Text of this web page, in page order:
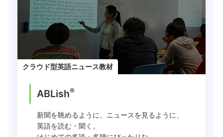
クラウド型英語ニュース教材
ABLish®
新聞を眺めるように、ニュースを見るように、
英語を読む・聞く。